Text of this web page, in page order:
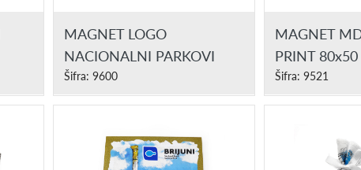
MAGNET LOGO
NACIONALNI PARKOVI
Šifra: 9600
MAGNET
PRINT 80x50
Šifra: 9521